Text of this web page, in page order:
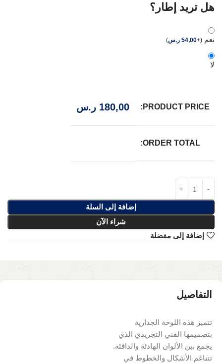
هل تريد إطار؟
نعم (
+
54,00 ر.س)
لا
PRODUCT PRICE:
180,00 ر.س
ORDER TOTAL:
إضافة إلى السلة
شراء الآن
إضافة إلى مفضلة
التفاصيل
تتميز هذه اللوحة الجدارية
بتصميمها الفني التجريدي الذي
يجمع بين الألوان الهادئة والدافئة.
تتناغم الأشكال والخطوط في